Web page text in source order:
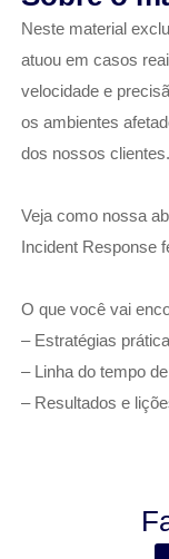
Neste material
atuou em casos
velocidade e
os ambientes
dos nossos clientes.
Veja como nossa
Incident Response
O que você vai
– Estratégias
– Linha do tempo
– Resultados e